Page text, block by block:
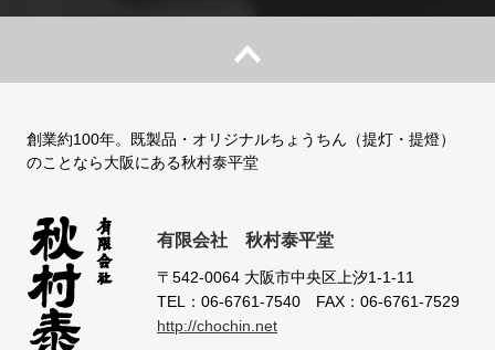
創業約100年。既製品・オリジナルちょうちん（提灯・提燈）
のことなら大阪にある秋村泰平堂
有限会社 秋村泰平堂
〒542-0064 大阪市中央区上汐1-1-11
TEL：06-6761-7540 FAX：06-6761-7529
http://chochin.net